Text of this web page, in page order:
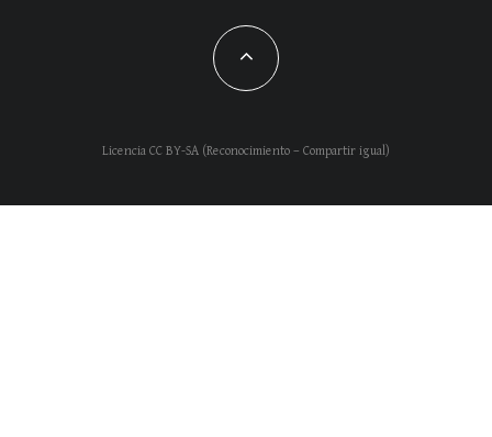
Licencia CC BY-SA (Reconocimiento – Compartir igual)